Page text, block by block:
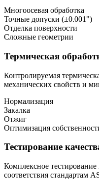
Многоосевая обработка
Точные допуски (±0.001")
Отделка поверхности
Сложные геометрии
Термическая
Контролируемая
механических свойств и
Нормализация
Закалка
Отжиг
Оптимизация
Тестирование
Комплексное
соответствия стандартам